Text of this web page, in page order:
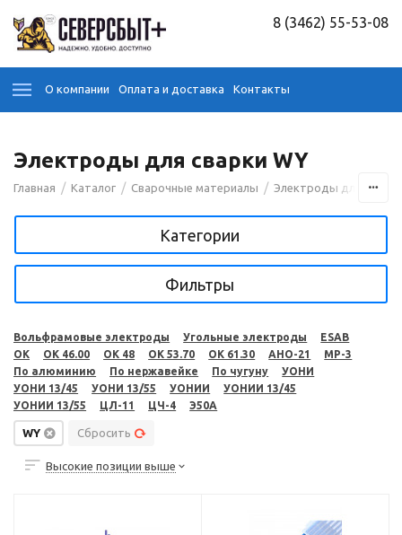
8 (3462) 55-53-08
О компании Оплата и доставка Контакты
Электроды для сварки WY
Главная / Каталог / Сварочные материалы / Электроды для сварки
Категории
Фильтры
Вольфрамовые электроды Угольные электроды
ESAB
OK
OK 46.00 OK 48 OK 53.70 OK 61.30 АНО-21
МР-3
По алюминию
По нержавейке По чугуну
УОНИ
УОНИ 13/45
УОНИ 13/55 УОНИИ
УОНИИ 13/45
УОНИИ 13/55
ЦЛ-11 ЦЧ-4 Э50А
WY Сбросить
Высокие позиции выше